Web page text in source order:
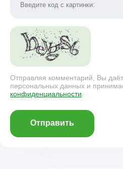
Отправляя комментарий, Вы
персональных данных и
конфиденциальности.
Отправить